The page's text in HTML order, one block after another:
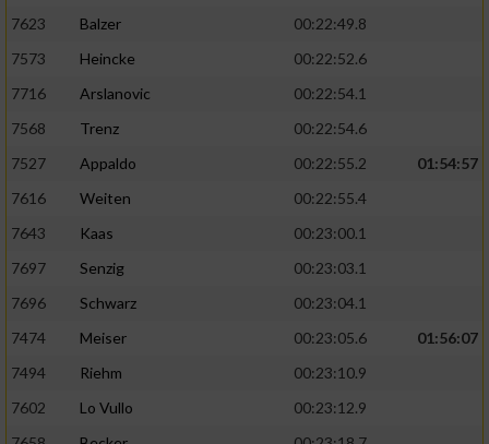
7623
Balzer
00:22:49.8
7573
Heincke
00:22:52.6
7716
Arslanovic
00:22:54.1
7568
Trenz
00:22:54.6
7527
Appaldo 00:22:55.2
01:54:57
7616
Weiten
00:22:55.4
7643
Kaas
00:23:00.1
7697
Senzig
00:23:03.1
7696
Schwarz
00:23:04.1
7474
Meiser 00:23:05.6
01:56:07
7494
Riehm
00:23:10.9
7602
Lo Vullo
00:23:12.9